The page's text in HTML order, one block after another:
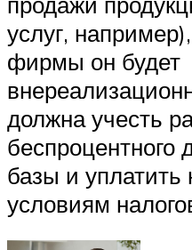
услуг,
фирмы он будет
должна учесть
беспроцентного
базы и уплатить
условиям